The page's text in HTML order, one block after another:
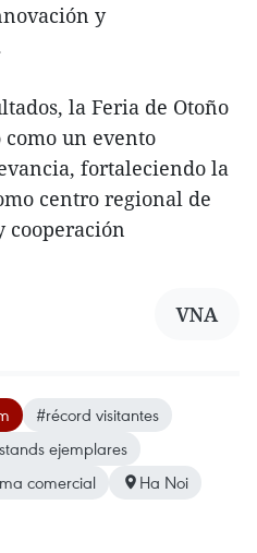
y
la Feria de Otoño
como un evento
fortaleciendo la
centro regional de
cooperación
VNA
#récord visitantes
ejemplares
comercial Ha Noi